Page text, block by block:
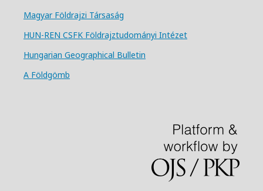
Magyar Földrajzi Társaság
HUN-REN CSFK Földrajztudományi Intézet
Hungarian Geographical Bulletin
A Földgömb